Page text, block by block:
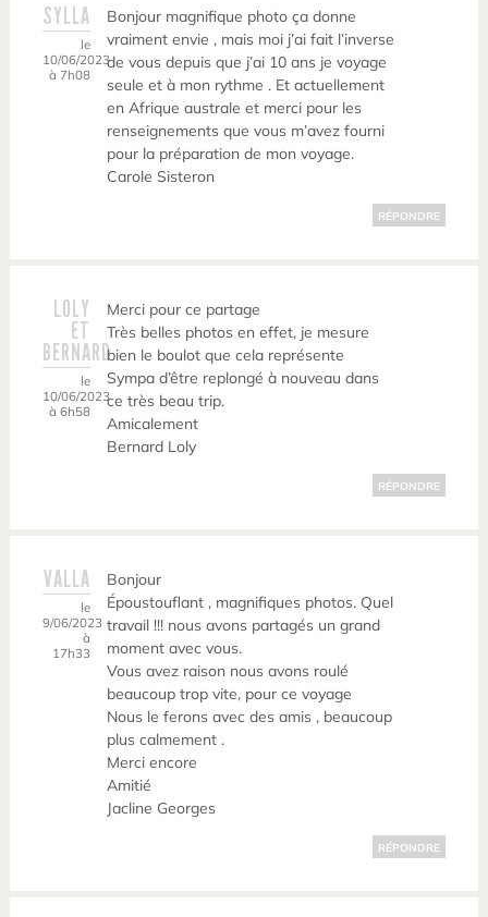
SYLLA
le
10/06/2023
à 7h08
Bonjour magnifique photo ça donne
vraiment envie , mais moi j’ai fait l’inverse
de vous depuis que j’ai 10 ans je voyage
seule et à mon rythme . Et actuellement
en Afrique australe et merci pour les
renseignements que vous m’avez fourni
pour la préparation de mon voyage.
Carole Sisteron
RÉPONDRE
LOLY
ET
BERNARD
le
10/06/2023
à 6h58
Merci pour ce partage
Très belles photos en effet, je mesure
bien le boulot que cela représente
Sympa d’être replongé à nouveau dans
ce très beau trip.
Amicalement
Bernard Loly
RÉPONDRE
VALLA
le
9/06/2023
à
17h33
Bonjour
Époustouflant , magnifiques photos. Quel
travail !!! nous avons partagés un grand
moment avec vous.
Vous avez raison nous avons roulé
beaucoup trop vite, pour ce voyage
Nous le ferons avec des amis , beaucoup
plus calmement .
Merci encore
Amitié
Jacline Georges
RÉPONDRE